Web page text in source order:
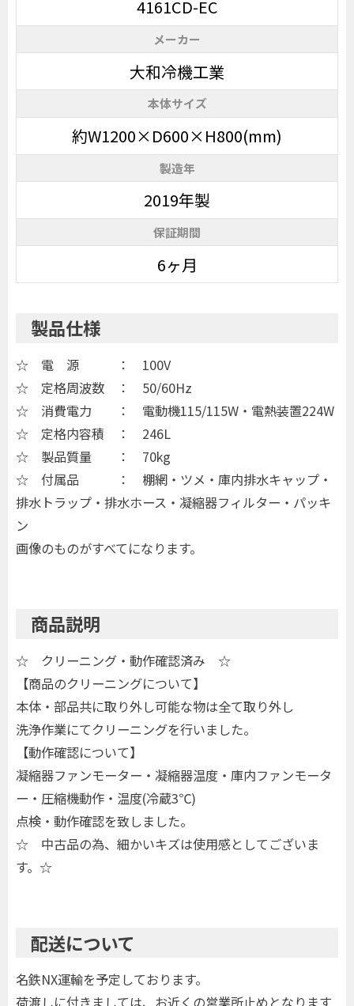
4161CD-EC
メーカー
大和冷機工業
本体サイズ
約W1200×D600×H800(mm)
製造年
2019年製
保証期間
6ヶ月
製品仕様
☆ 電 源 ： 100V
☆ 定格周波数 ： 50/60Hz
☆ 消費電力 ： 電動機115/115W・電熱装置224W
☆ 定格内容積 ： 246L
☆ 製品質量 ： 70kg
☆ 付属品 ： 棚網・ツメ・庫内排水キャップ・
排水トラップ・排水ホース・凝縮器フィルター・パッキ
ン
画像のものがすべてになります。
商品説明
☆ クリーニング・動作確認済み ☆
【商品のクリーニングについて】
本体・部品共に取り外し可能な物は全て取り外し
洗浄作業にてクリーニングを行いました。
【動作確認について】
凝縮器ファンモーター・凝縮器温度・庫内ファンモータ
ー・圧縮機動作・温度(冷蔵3℃)
点検・動作確認を致しました。
☆ 中古品の為、細かいキズは使用感としてございま
す。☆
配送について
名鉄NX運輸を予定しております。
荷渡しに付きましては、お近くの営業所止めとなります